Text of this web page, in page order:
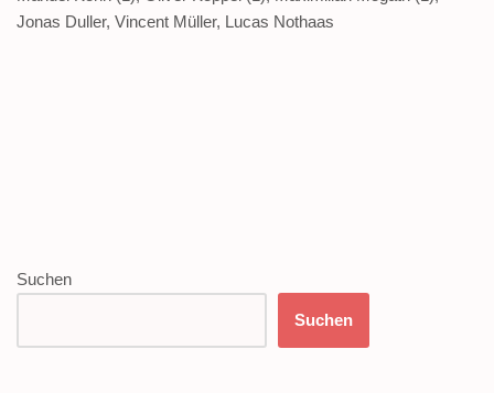
Jonas Duller, Vincent Müller, Lucas Nothaas
Suchen
Suchen